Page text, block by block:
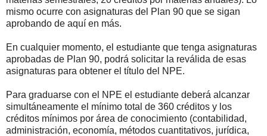
mismo ocurre con asignaturas del Plan 90 que se sigan
aprobando de aquí en más.
En cualquier momento, el estudiante que tenga asignaturas
aprobadas de Plan 90, podrá solicitar la reválida de esas
asignaturas para obtener el título del NPE.
Para graduarse con el NPE el estudiante deberá alcanzar
simultáneamente el mínimo total de 360 créditos y los
créditos mínimos por área de conocimiento (contabilidad,
administración, economía, métodos cuantitativos, jurídica,